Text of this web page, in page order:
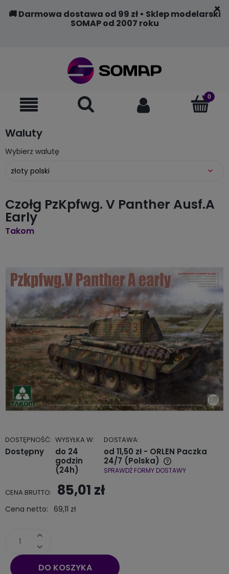
🚚 Darmowa dostawa od 99 zł • Sklep modelarski
SOMAP od 2007 roku
Waluty
Wybierz walutę
Czołg PzKpfwg. V Panther Ausf.A
Early
Takom
DOSTĘPNOŚĆ:
Dostępny
WYSYŁKA W:
do 24
godzin
(24h)
DOSTAWA:
od 11,50 zł - ORLEN Paczka
24/7 (Polska)
Cena nie zawiera ewentualnych kosztów płatności
SPRAWDŹ FORMY DOSTAWY
CENA BRUTTO: 85,01 zł
Cena netto: 69,11 zł
DO KOSZYKA